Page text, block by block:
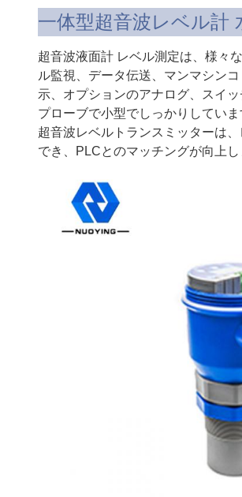
一体型超音波レベル計
超音波液面計 レベル測定は、様々
ル監視、データ伝送、マンマシン
示、オプションのアナログ、スイ
プローブで小型でしっかりしていま
超音波レベルトランスミッターは
でき、PLCとのマッチングが向上し